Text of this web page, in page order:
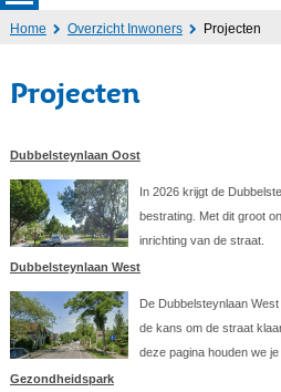
Home Overzicht Inwoners Projecten
Projecten
Dubbelsteynlaan Oost
In 2026 krijgt de
bestrating. Met dit groot
inrichting van de straat.
Dubbelsteynlaan West
De Dubbelsteynlaan
de kans om de straat
deze pagina houden we
Gezondheidspark